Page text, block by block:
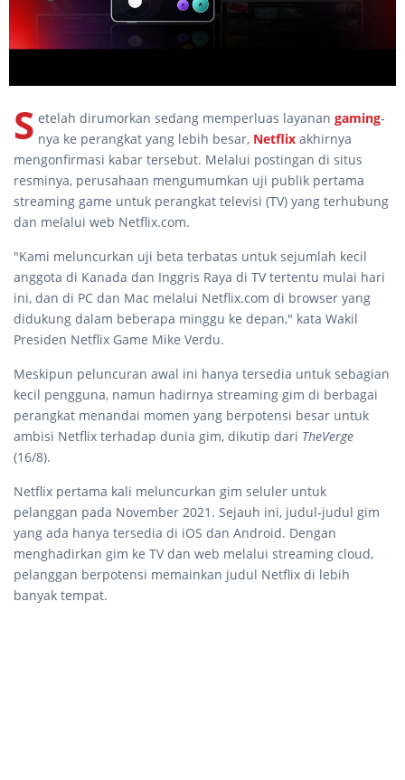
S etelah dirumorkan sedang memperluas layanan gaming-
nya ke perangkat yang lebih besar, Netflix akhirnya
mengonfirmasi kabar tersebut. Melalui postingan di situs
resminya, perusahaan mengumumkan uji publik pertama
streaming game untuk perangkat televisi (TV) yang terhubung
dan melalui web Netflix.com.
"Kami meluncurkan uji beta terbatas untuk sejumlah kecil
anggota di Kanada dan Inggris Raya di TV tertentu mulai hari
ini, dan di PC dan Mac melalui Netflix.com di browser yang
didukung dalam beberapa minggu ke depan," kata Wakil
Presiden Netflix Game Mike Verdu.
Meskipun peluncuran awal ini hanya tersedia untuk sebagian
kecil pengguna, namun hadirnya streaming gim di berbagai
perangkat menandai momen yang berpotensi besar untuk
ambisi Netflix terhadap dunia gim, dikutip dari TheVerge
(16/8).
Netflix pertama kali meluncurkan gim seluler untuk
pelanggan pada November 2021. Sejauh ini, judul-judul gim
yang ada hanya tersedia di iOS dan Android. Dengan
menghadirkan gim ke TV dan web melalui streaming cloud,
pelanggan berpotensi memainkan judul Netflix di lebih
banyak tempat.